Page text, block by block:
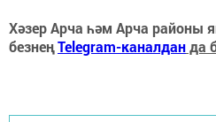
Хәзер Арча һәм Арча районы
безнеңTelegram-каналданда